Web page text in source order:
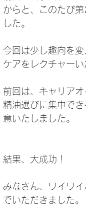
からと、このたび
した。
今回は少し趣向を
ケアをレクチャー
前回は、キャリア
精油選びに集中で
意いたしました。
結果、大成功！
みなさん、ワイワ
でいただきました。